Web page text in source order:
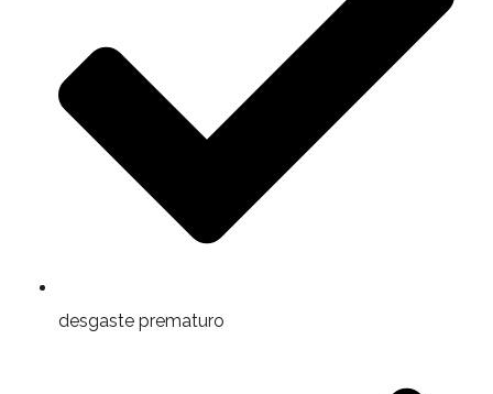
desgaste prematuro